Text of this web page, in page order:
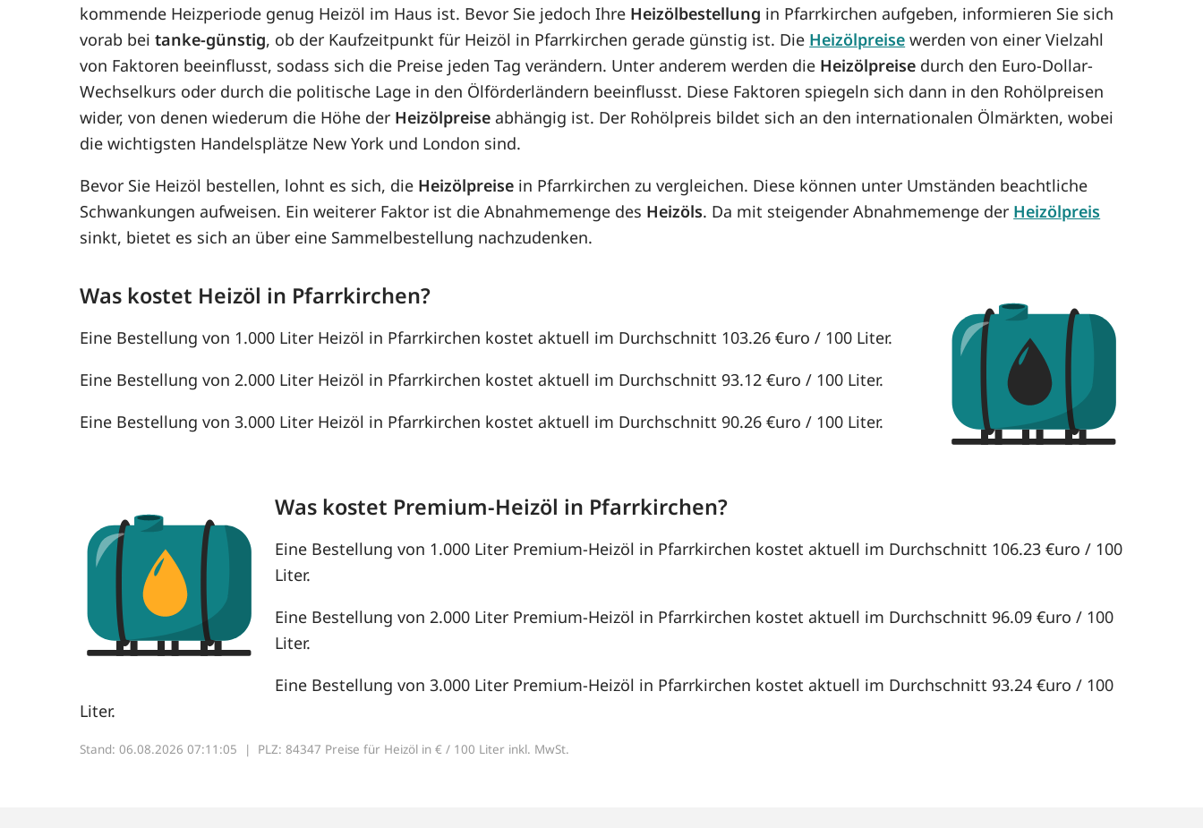
kommende Heizperiode genug Heizöl im Haus ist. Bevor Sie jedoch Ihre Heizölbestellung in Pfarrkirchen aufgeben, informieren Sie sich
vorab beitanke-günstig, ob der Kaufzeitpunkt für Heizöl in Pfarrkirchen gerade günstig ist. Die Heizölpreise werden von einer Vielzahl
von Faktoren beeinflusst, sodass sich die Preise jeden Tag verändern. Unter anderem werden die Heizölpreise durch den Euro-Dollar-
Wechselkurs oder durch die politische Lage in den Ölförderländern beeinflusst. Diese Faktoren spiegeln sich dann in den Rohölpreisen
wider, von denen wiederum die Höhe der Heizölpreise abhängig ist. Der Rohölpreis bildet sich an den internationalen Ölmärkten, wobei
die wichtigsten Handelsplätze New York und London sind.
Bevor Sie Heizöl bestellen, lohnt es sich, die Heizölpreise in Pfarrkirchen zu vergleichen. Diese können unter Umständen beachtliche
Schwankungen aufweisen. Ein weiterer Faktor ist die Abnahmemenge des Heizöls. Da mit steigender Abnahmemenge der Heizölpreis
sinkt, bietet es sich an über eine Sammelbestellung nachzudenken.
Was kostet Heizöl in Pfarrkirchen?
Eine Bestellung von 1.000 Liter Heizöl in Pfarrkirchen kostet aktuell im Durchschnitt 103.26 €uro / 100 Liter.
Eine Bestellung von 2.000 Liter Heizöl in Pfarrkirchen kostet aktuell im Durchschnitt 93.12 €uro / 100 Liter.
Eine Bestellung von 3.000 Liter Heizöl in Pfarrkirchen kostet aktuell im Durchschnitt 90.26 €uro / 100 Liter.
Was kostet Premium-Heizöl in Pfarrkirchen?
Eine Bestellung von 1.000 Liter Premium-Heizöl in Pfarrkirchen kostet aktuell im Durchschnitt 106.23 €uro / 100
Liter.
Eine Bestellung von 2.000 Liter Premium-Heizöl in Pfarrkirchen kostet aktuell im Durchschnitt 96.09 €uro / 100
Liter.
Eine Bestellung von 3.000 Liter Premium-Heizöl in Pfarrkirchen kostet aktuell im Durchschnitt 93.24 €uro / 100
Liter.
Stand: 06.08.2026 07:11:05 | PLZ: 84347 Preise für Heizöl in € / 100 Liter inkl. MwSt.